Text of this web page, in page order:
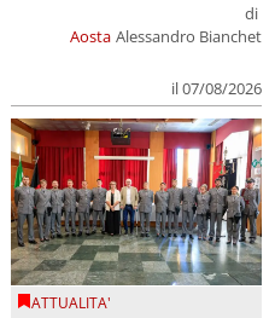
Aosta
di
Alessandro Bianchet
il 07/08/2026
ATTUALITA'